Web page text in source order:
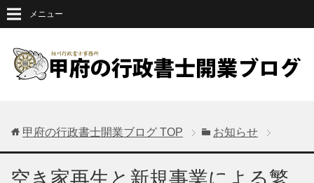
メニュー
甲府の行政書士開業ブログ TOP お知らせ
空き家再生と新規事業による繁